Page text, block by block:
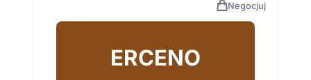
Negocjuj
ERCENO